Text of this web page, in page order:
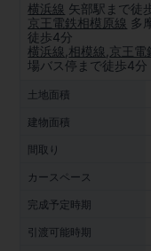
横浜線 矢部駅まで徒
京王電鉄相模原線 多
徒歩4分
横浜線 ,相模線 京王電
場バス停まで徒歩4分
土地面積
建物面積
間取り
カースペース
完成予定時期
引渡可能時期